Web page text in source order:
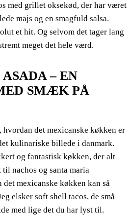
med grillet oksekød, der har været
majs og en smagfuld salsa.
et hit. Og selvom det tager lang
meget det hele værd.
– EN
SMÆK PÅ
hvordan det mexicanske køkken er
kulinariske billede i danmark.
og fantastisk køkken, der alt
nachos og santa maria
mexicanske køkken kan så
elsker soft shell tacos, de små
med lige det du har lyst til.